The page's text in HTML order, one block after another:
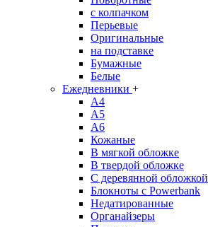
с колпачком
Перьевые
Оригинальные
на подставке
Бумажные
Белые
Ежедневники +
A4
A5
A6
Кожаные
В мягкой обложке
В твердой обложке
С деревянной обложкой
Блокноты с Powerbank
Недатированные
Органайзеры